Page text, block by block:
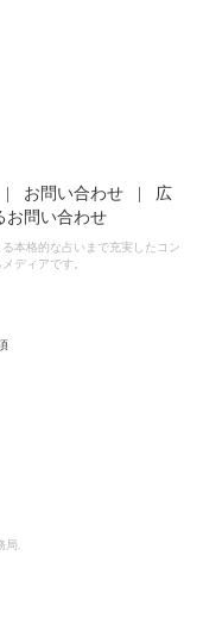
| お問い合わせ |
広
お問い合わせ
本格的な占いまで充実したコン
ディアです。
.